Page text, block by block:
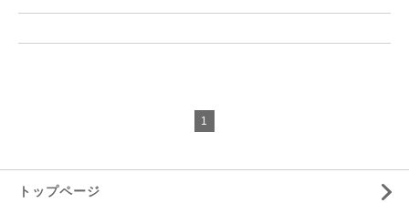
1
トップページ